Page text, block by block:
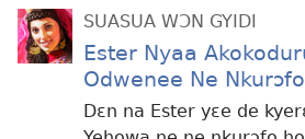
SUASUA WƆN GYIDI
Ester Nyaa
Odwenee Ne
Dɛn na Ester yɛe de